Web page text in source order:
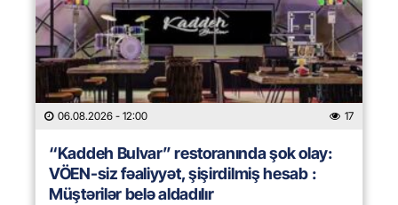
06.08.2026 - 12:00 17
“Kaddeh Bulvar” restoranında şok olay:
VÖEN-siz fəaliyyət, şişirdilmiş hesab :
Müştərilər belə aldadılır